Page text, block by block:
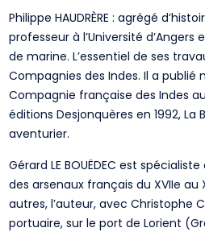
Philippe HAUDRÈRE : agrégé
professeur à l’Université
de marine. L’essentiel de ses
Compagnies des Indes. Il a publié
Compagnie française des Indes
éditions Desjonquères en 1992, La
aventurier.
Gérard LE BOUËDEC est
des arsenaux français du XVIIe au
autres, l’auteur, avec Christophe
portuaire, sur le port de Lorient